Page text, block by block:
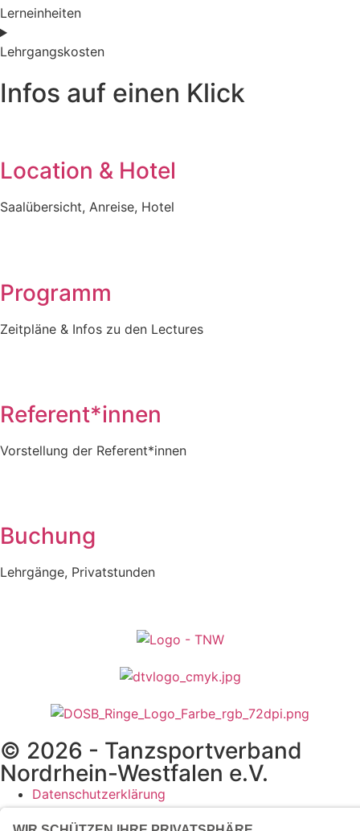
Lerneinheiten
Lehrgangskosten
Infos auf einen Klick
Location & Hotel
Saalübersicht, Anreise, Hotel
Programm
Zeitpläne & Infos zu den Lectures
Referent*innen
Vorstellung der Referent*innen
Buchung
Lehrgänge, Privatstunden
© 2026 - Tanzsportverband
Nordrhein-Westfalen e.V.
Datenschutzerklärung
Impressum